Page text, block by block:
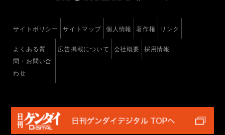
サイトポリシー サイトマップ 個人情報 著作権 リンク
よくある質
問・お問い合
わせ
広告掲載について 会社概要 採用情報